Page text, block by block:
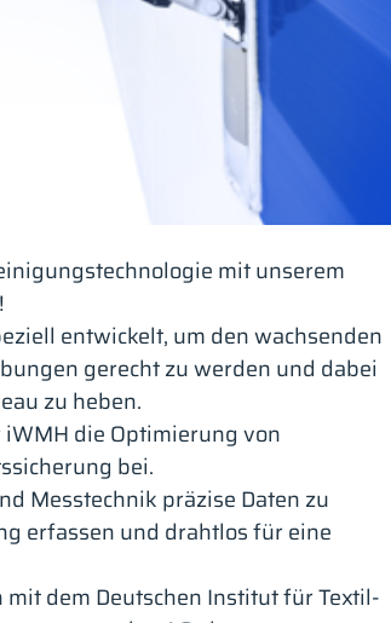
mit unserem
entwickelt, um den wachsenden
gerecht zu werden und dabei
zu heben.
die Optimierung von
bei.
Messtechnik präzise Daten zu
erfassen und drahtlos für eine
dem Deutschen Institut für Textil-